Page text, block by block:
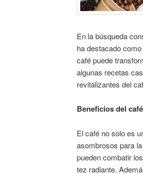
En la búsqueda
ha destacado
café puede
algunas recetas
revitalizantes del
Beneficios del
El café no solo es
asombrosos para
pueden combatir
tez radiante.